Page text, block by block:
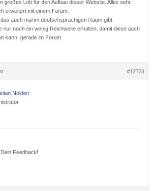
großes Lob für den Aufbau dieser Website. Alles sehr
erweitert mit einem Forum.
auch mal im deutschsprachigen Raum gibt.
nur noch ein wenig Reichweite erhalten, damit diese auch
kann, gerade im Forum.
#12731
Nolden
Feedback!